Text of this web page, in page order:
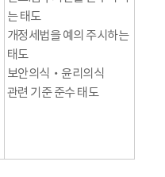
는 태도
개정세법을 예의 주시하는
태도
보안의식‧윤리의식
관련 기준 준수 태도